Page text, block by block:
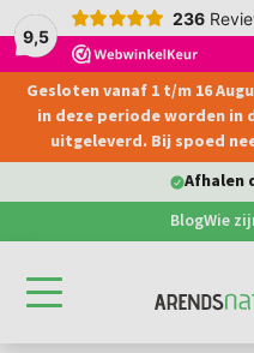
9,5
236
Gesloten vanaf 1 t/m 16
in deze periode worden in
uitgeleverd. Bij spoed
BlogWie